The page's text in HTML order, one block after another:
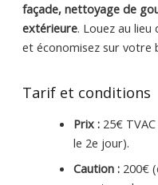
façade, nettoyage de
extérieure. Louez au lieu
et économisez sur votre
Tarif et conditions
Prix :25€
le 2e jour).
Caution :200€